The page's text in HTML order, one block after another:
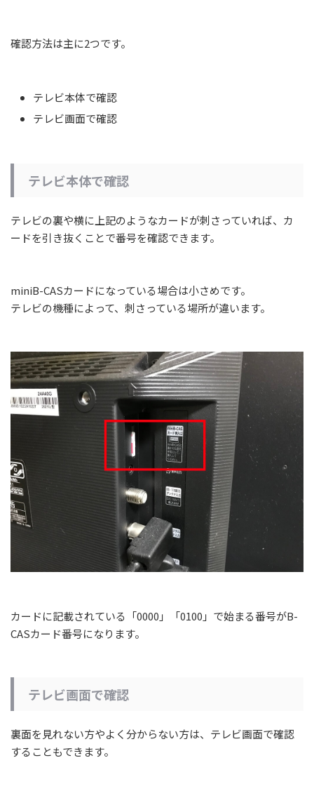
確認方法は主に2つです。
テレビ本体で確認
テレビ画面で確認
テレビ本体で確認
テレビの裏や横に上記のようなカードが刺さっていれば、カ
ードを引き抜くことで番号を確認できます。
miniB-CASカードになっている場合は小さめです。
テレビの機種によって、刺さっている場所が違います。
カードに記載されている「0000」「0100」で始まる番号がB-
CASカード番号になります。
テレビ画面で確認
裏面を見れない方やよく分からない方は、テレビ画面で確認
することもできます。